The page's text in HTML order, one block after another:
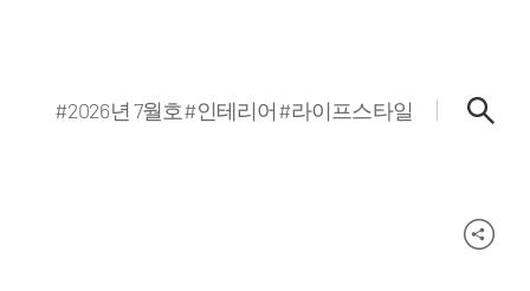
#2026년 7월호#인테리어#라이프스타일